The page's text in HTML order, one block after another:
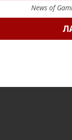
News of